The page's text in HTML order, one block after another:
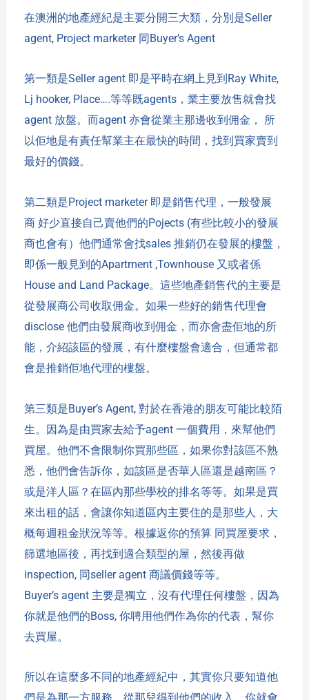
在澳洲的地產經紀是主要分開三大類，分別是Seller
agent, Project marketer 同Buyer’s Agent
第一類是Seller agent 即是平時在網上見到 Ray White,
Lj hooker, Place….等等既agents ，業主要放售就會找
agent 放盤。而agent亦會從業主那邊收到佣金，
所
以佢地是有責任幫業主在最快的時間，找到買家賣到
最好的價錢。
第二類是Project marketer 即是銷售代理，一般發展
商好少直接自己賣他們的Pojects (有些比較小的發展
商也會有）他們通常會找sales推銷仍在發展的樓盤，
即係一般見到的Apartment ,Townhouse 又或者係
House and Land Package。這些地產銷售代的主要是
從發展商公司收取佣金。如果一些好的銷售代理會
disclose 他們由發展商收到佣金，而亦會盡佢地的所
能，介紹該區的發展，有什麼樓盤會適合，但通常都
會是推銷佢地代理的樓盤。
第三類是Buyer’s Agent,對於在香港的朋友可能比較陌
生。因為是由買家去給予agent一個費用，來幫他們
買屋。他們不會限制你買那些區，如果你對該區不熟
悉，他們會告訴你，如該區是否華人區還是越南區？
或是洋人區？在區內那些學校的排名等等。如果是買
來出租的話，會讓你知道區內主要住的是那些人，大
概每週租金狀況等等。根據返你的預算 同買屋要求，
篩選地區後，再找到適合類型的屋，然後再做
inspection, 同seller agent 商議價錢等等。
Buyer’s agent 主要是獨立，沒有代理任何樓盤，因為
你就是他們的Boss,你聘用他們作為你的代表，幫你
去買屋。
所以在這麼多不同的地產經紀中，其實你只要知道他